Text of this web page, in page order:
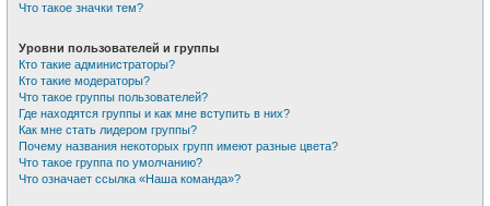
Что такое значки тем?
Уровни пользователей и группы
Кто такие администраторы?
Кто такие модераторы?
Что такое группы пользователей?
Где находятся группы и как мне вступить в них?
Как мне стать лидером группы?
Почему названия некоторых групп имеют разные цвета?
Что такое группа по умолчанию?
Что означает ссылка «Наша команда»?